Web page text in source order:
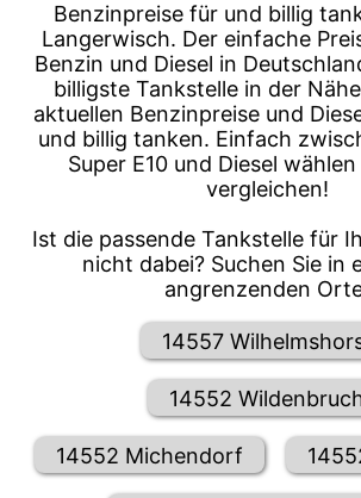
Benzinpreise für und billig
Langerwisch. Der einfache
Benzin und Diesel in
billigste Tankstelle in der
aktuellen Benzinpreise und
und billig tanken. Einfach
Super E10 und Diesel
vergleichen!
Ist die passende Tankstelle für
nicht dabei? Suchen Sie in
angrenzenden
14557
14552
14552 Michendorf